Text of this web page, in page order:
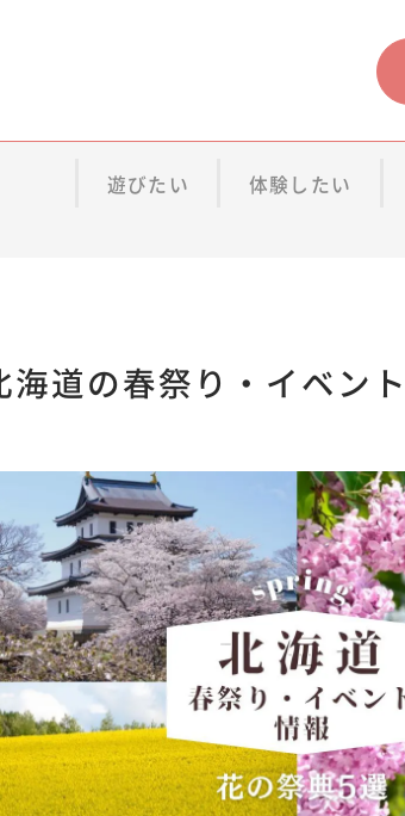
遊びたい 体験したい
海道の春祭り・イベン